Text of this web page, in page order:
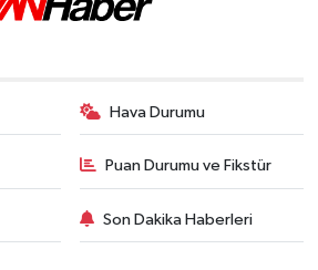
Hava Durumu
Puan Durumu ve Fikstür
Son Dakika Haberleri